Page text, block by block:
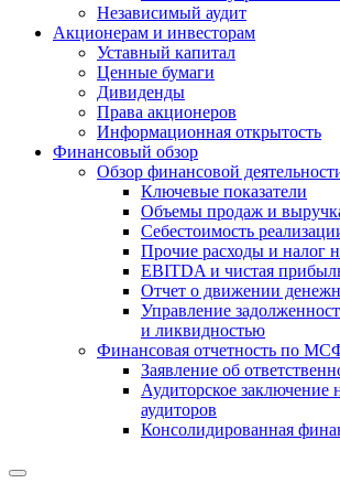
Независимый аудит
Акционерам и инвесторам
Уставный капитал
Ценные бумаги
Дивиденды
Права акционеров
Информационная открытость
Финансовый обзор
Обзор финансовой
Ключевые показатели
Объемы продаж и
Себестоимость
Прочие расходы и налог
EBITDA и чистая
Отчет о движении
Управление
и ликвидностью
Финансовая отчетность по
Заявление об
Аудиторское заключение
аудиторов
Консолидированная